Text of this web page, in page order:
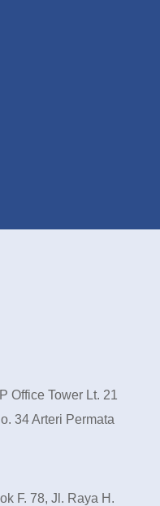
Office Tower Lt. 21
34 Arteri Permata
F. 78, Jl. Raya H.